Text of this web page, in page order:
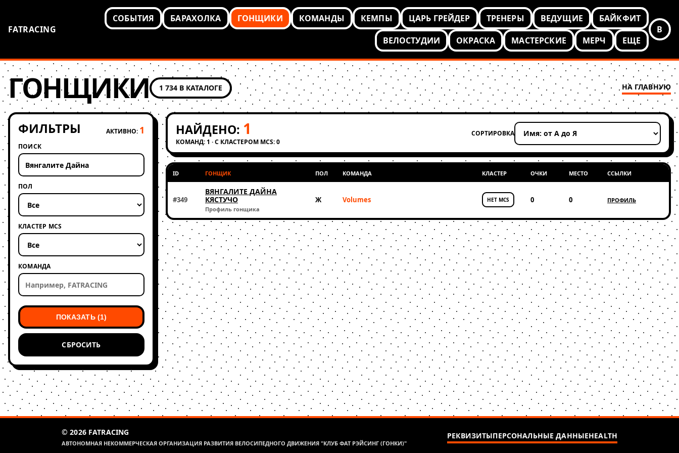
FATRACING
СОБЫТИЯ БАРАХОЛКА ГОНЩИКИ КОМАНДЫ КЕМПЫ ЦАРЬ ГРЕЙДЕР ТРЕНЕРЫ ВЕДУЩИЕ
БАЙКФИТ
ВЕЛОСТУДИИ
ОКРАСКА МАСТЕРСКИЕ МЕРЧ ЕЩЕ
В
ГОНЩИКИ 1 734 В КАТАЛОГЕ НА ГЛАВНУЮ
ФИЛЬТРЫ АКТИВНО: 1
ПОИСК
ПОЛ
КЛАСТЕР MCS
КОМАНДА
ПОКАЗАТЬ (1)
СБРОСИТЬ
НАЙДЕНО: 1
КОМАНД: 1 · С КЛАСТЕРОМ MCS: 0
СОРТИРОВКА
Применить сортировку
ID ГОНЩИК ПОЛ КОМАНДА КЛАСТЕР ОЧКИ МЕСТО ССЫЛКИ
#349
ВЯНГАЛИТЕ ДАЙНА
КЯСТУЧО
Профиль гонщика
Ж Volumes НЕТ MCS 0 0 ПРОФИЛЬ
© 2026 FATRACING
АВТОНОМНАЯ НЕКОММЕРЧЕСКАЯ ОРГАНИЗАЦИЯ РАЗВИТИЯ ВЕЛОСИПЕДНОГО ДВИЖЕНИЯ "КЛУБ ФАТ РЭЙСИНГ (ГОНКИ)"
РЕКВИЗИТЫПЕРСОНАЛЬНЫЕ ДАННЫЕHEALTH